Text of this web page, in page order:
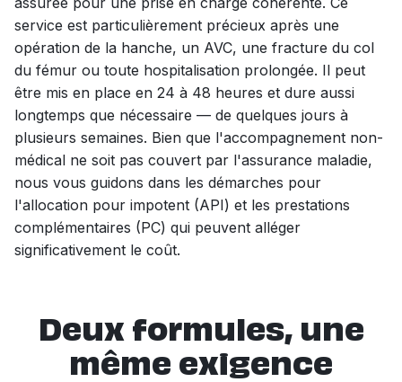
service est particulièrement précieux après une
opération de la hanche, un AVC, une fracture du col
du fémur ou toute hospitalisation prolongée. Il peut
être mis en place en 24 à 48 heures et dure aussi
longtemps que nécessaire — de quelques jours à
plusieurs semaines. Bien que l'accompagnement non-
médical ne soit pas couvert par l'assurance maladie,
nous vous guidons dans les démarches pour
l'allocation pour impotent (API) et les prestations
complémentaires (PC) qui peuvent alléger
significativement le coût.
Deux formules, une
même exigence